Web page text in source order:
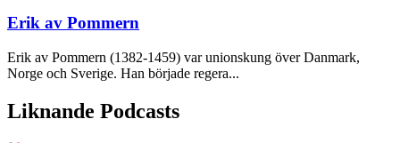
Erik av Pommern
Erik av Pommern (1382-1459) var unionskung över Danmark,
Norge och Sverige. Han började regera...
Liknande Podcasts